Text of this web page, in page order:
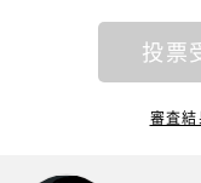
投票
審査